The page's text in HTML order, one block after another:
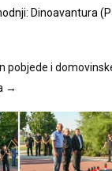
Dinoavantura
pobjede i
→